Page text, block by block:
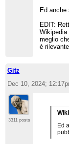
che
Ed
EDIT:
meglio
è
Gitz
Dec 10, 2024;
3311 posts
Ed